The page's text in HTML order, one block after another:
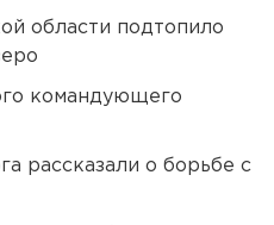
области подтопило
командующего
рассказали о борьбе с